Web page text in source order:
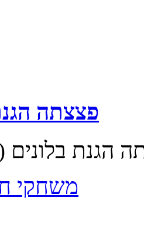
פצצתה הגנת
משחקי